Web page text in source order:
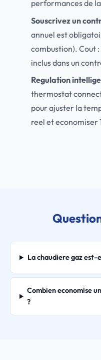
performances de
Souscrivez un
annuel est
combustion). Cout
inclus dans un
Regulation
thermostat
pour ajuster la
reel et economiser
La chaudiere gaz est-
Combien economise
?